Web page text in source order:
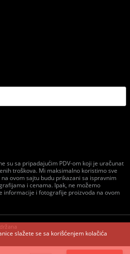
su sa pripadajućim PDV-om koji je uračunat
troškova. Mi maksimalno koristimo sve
ovom sajtu budu prikazani sa ispravnim
i cenama. Ipak, ne možemo
informacije i fotografije proizvoda na ovom
slažete se sa korišćenjem kolačića